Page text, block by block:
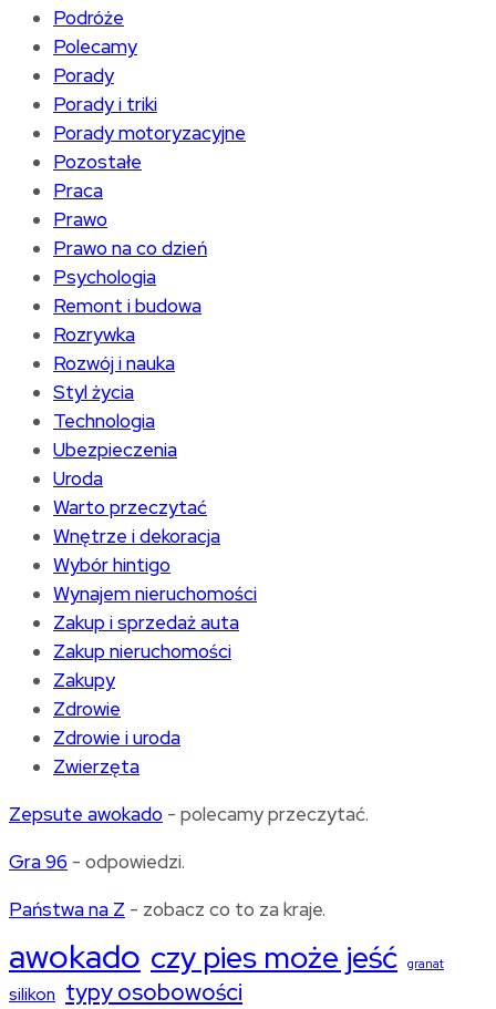
Podróże
Polecamy
Porady
Porady i triki
Porady motoryzacyjne
Pozostałe
Praca
Prawo
Prawo na co dzień
Psychologia
Remont i budowa
Rozrywka
Rozwój i nauka
Styl życia
Technologia
Ubezpieczenia
Uroda
Warto przeczytać
Wnętrze i dekoracja
Wybór hintigo
Wynajem nieruchomości
Zakup i sprzedaż auta
Zakup nieruchomości
Zakupy
Zdrowie
Zdrowie i uroda
Zwierzęta
Zepsute awokado - polecamy przeczytać.
Gra 96 - odpowiedzi.
Państwa na Z - zobacz co to za kraje.
awokado czy pies może jeść granat
silikon typy osobowości